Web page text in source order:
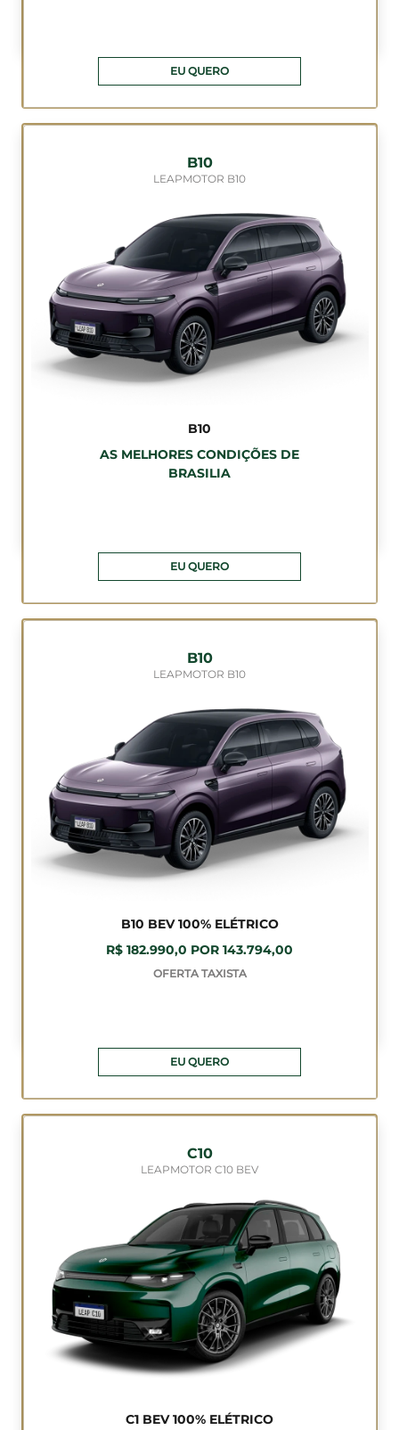
EU QUERO
B10
LEAPMOTOR B10
B10
AS MELHORES CONDIÇÕES DE
BRASILIA
EU QUERO
B10
LEAPMOTOR B10
B10 BEV 100% ELÉTRICO
R$ 182.990,0 POR 143.794,00
OFERTA TAXISTA
EU QUERO
C10
LEAPMOTOR C10 BEV
C1 BEV 100% ELÉTRICO